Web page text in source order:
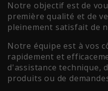
Notre objectif est de
première qualité et de
pleinement satisfait de
Notre équipe est à vos
rapidement et
d'assistance technique,
produits ou de